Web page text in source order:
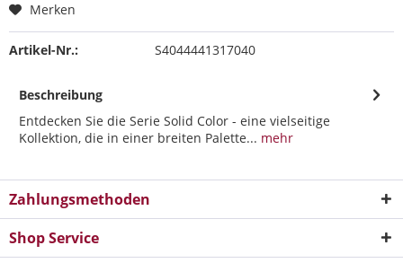
Merken
Artikel-Nr.: S4044441317040
Beschreibung
Entdecken Sie die Serie Solid Color - eine vielseitige
Kollektion, die in einer breiten Palette... mehr
Zahlungsmethoden
Shop Service